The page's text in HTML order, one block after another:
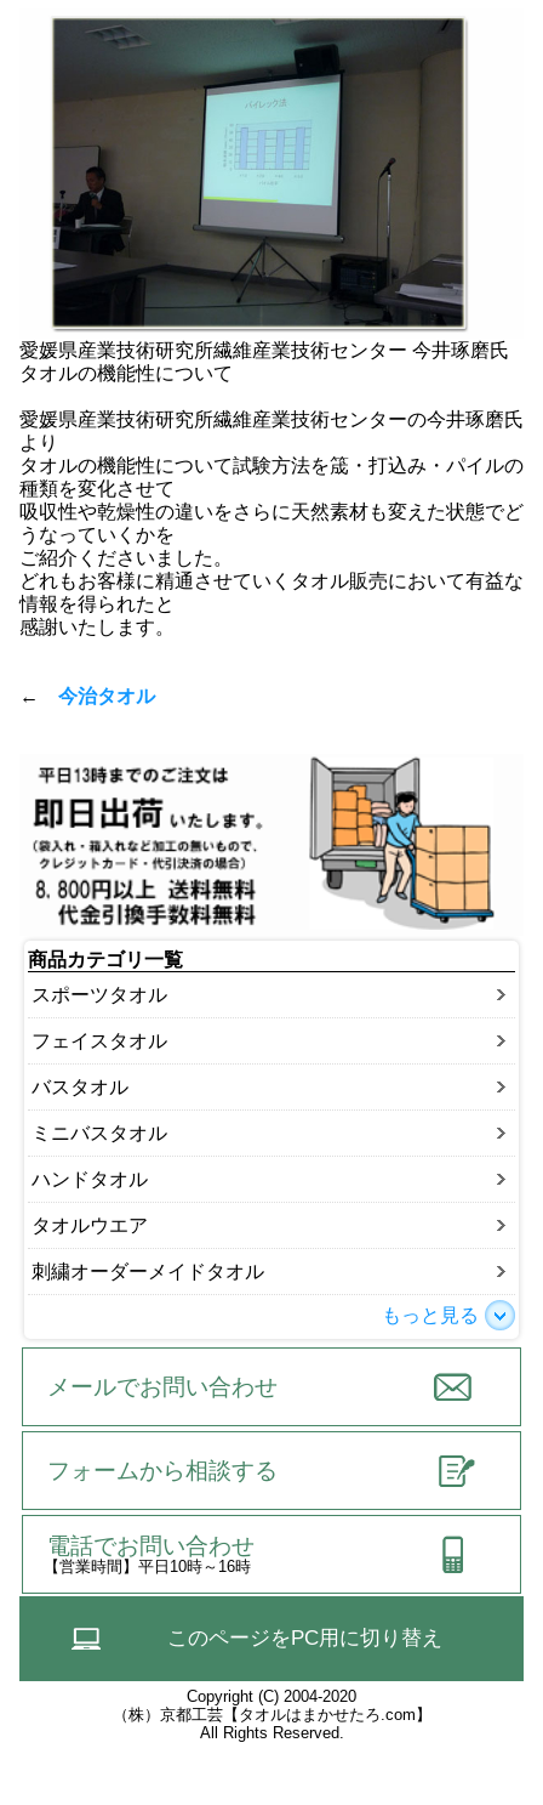
愛媛県産業技術研究所繊維産業技術センター 今井琢磨氏
タオルの機能性について
愛媛県産業技術研究所繊維産業技術センターの今井琢磨氏
より
タオルの機能性について試験方法を筬・打込み・パイルの
種類を変化させて
吸収性や乾燥性の違いをさらに天然素材も変えた状態でど
うなっていくかを
ご紹介くださいました。
どれもお客様に精通させていくタオル販売において有益な
情報を得られたと
感謝いたします。
← 今治タオル
商品カテゴリ一覧
スポーツタオル
フェイスタオル
バスタオル
ミニバスタオル
ハンドタオル
タオルウエア
刺繍オーダーメイドタオル
もっと見る
メールでお問い合わせ
フォームから相談する
電話でお問い合わせ
【営業時間】平日10時～16時
このページをPC用に切り替え
Copyright (C) 2004-2020
（株）京都工芸【タオルはまかせたろ.com】
All Rights Reserved.